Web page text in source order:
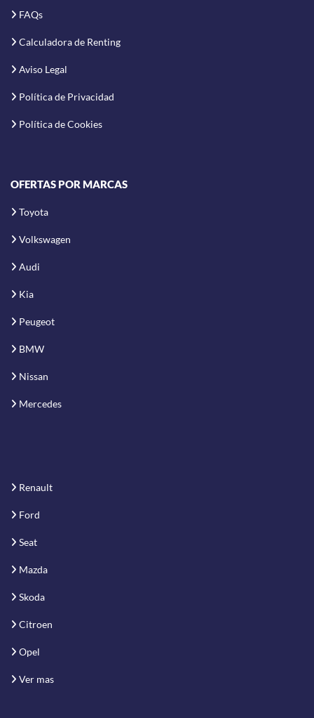
FAQs
Calculadora de Renting
Aviso Legal
Política de Privacidad
Política de Cookies
OFERTAS POR MARCAS
Toyota
Volkswagen
Audi
Kia
Peugeot
BMW
Nissan
Mercedes
Renault
Ford
Seat
Mazda
Skoda
Citroen
Opel
Ver mas